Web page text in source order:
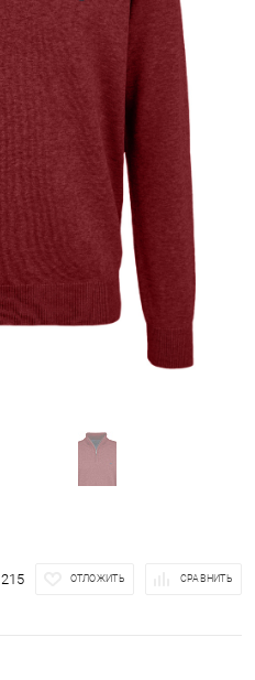
215 ОТЛОЖИТЬ СРАВНИТЬ